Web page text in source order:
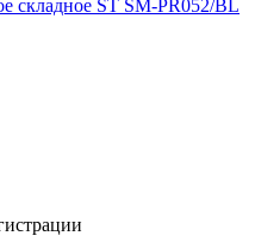
складное ST SM-PR052/BL